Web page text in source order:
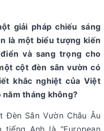
giải pháp chiếu sáng
là một biểu tượng kiến
và sang trọng cho
cột đèn sân vườn có
khắc nghiệt của Việt
tháng không?
Đèn Sân Vườn Châu Âu
Anh là "European